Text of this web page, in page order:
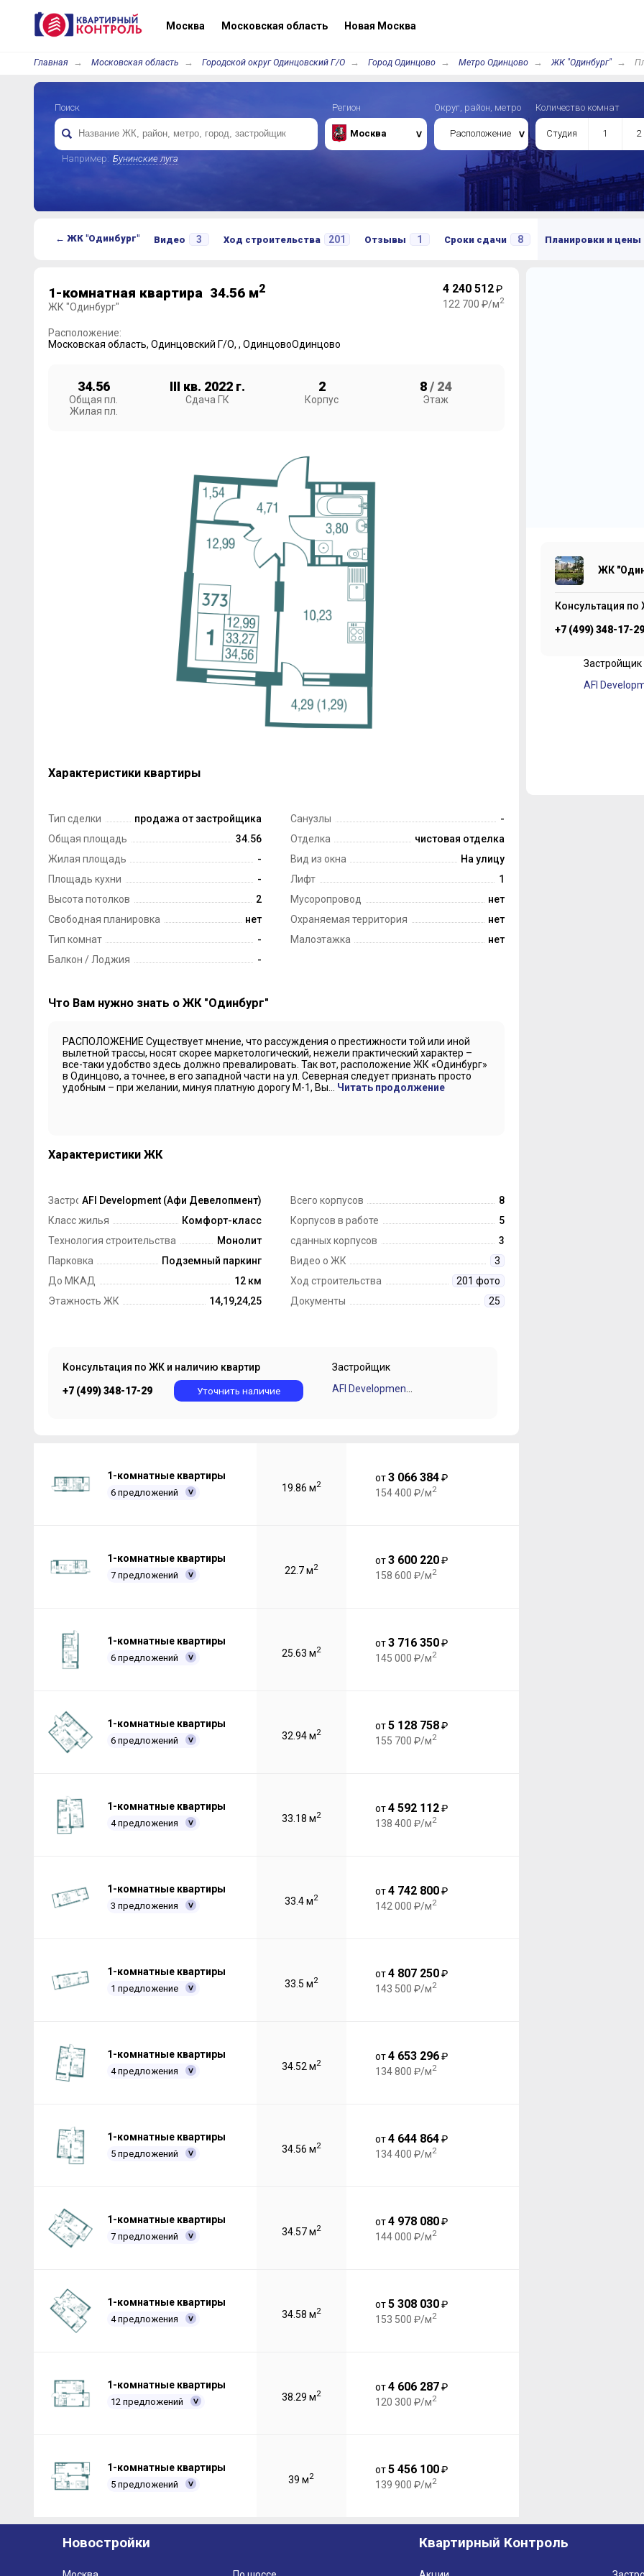
Москва Московская область Новая Москва
Главная Московская область Городской округ Одинцовский Г/О Город Одинцово Метро Одинцово ЖК "Одинбург"
Поиск
Например: Бунинские луга
Регион
Москва
Округ, район, метро
Расположение
Количество комнат
Студия 1 2
← ЖК "Одинбург" Видео 3 Ход строительства 201 Отзывы 1 Сроки сдачи 8 Планировки и цены
1-комнатная квартира 34.56 м2
ЖК "Одинбург"
4 240 512₽
122 700 ₽/м2
Расположение:
Московская область, Одинцовский Г/О, Одинцово
, Одинцово
34.56
Общая пл.
Жилая пл.
III кв. 2022 г.
Сдача ГК
2
Корпус
8/ 24
Этаж
Характеристики квартиры
Тип сделки
продажа от застройщика
Общая площадь
34.56
Жилая площадь
-
Площадь кухни
-
Высота потолков
2
Свободная планировка
нет
Тип комнат
-
Балкон / Лоджия
-
Санузлы
-
Отделка
чистовая отделка
Вид из окна
На улицу
Лифт
1
Мусоропровод
нет
Охраняемая территория
нет
Малоэтажка
нет
Что Вам нужно знать о ЖК "Одинбург"
РАСПОЛОЖЕНИЕ Существует мнение, что рассуждения о престижности той или иной
вылетной трассы, носят скорее маркетологический, нежели практический характер –
все-таки удобство здесь должно превалировать. Так вот, расположение ЖК «Одинбург»
в Одинцово, а точнее, в его западной части на ул. Северная следует признать просто
удобным – при желании, минуя платную дорогу М-1, Вы... Читать продолжение
Характеристики ЖК
ЗастройщикAFI Development (Афи Девелопмент)
Класс жилья
Комфорт-класс
Технология строительства
Монолит
Парковка
Подземный паркинг
До МКАД
12 км
Этажность ЖК
14,19,24,25
Всего корпусов
8
Корпусов в работе
5
сданных корпусов
3
Видео о ЖК
3
Ход строительства
201 фото
Документы
25
Консультация по ЖК и наличию квартир
+7 (499) 348-17-29 Уточнить наличие
Застройщик
1-комнатные квартиры
6 предложений 19.86 м2
от3 066 384₽
154 400 ₽/м2
1-комнатные квартиры
7 предложений 22.7 м2
от3 600 220₽
158 600 ₽/м2
1-комнатные квартиры
6 предложений 25.63 м2
от3 716 350₽
145 000 ₽/м2
1-комнатные квартиры
6 предложений 32.94 м2
от5 128 758₽
155 700 ₽/м2
1-комнатные квартиры
4 предложения 33.18 м2
от4 592 112₽
138 400 ₽/м2
1-комнатные квартиры
3 предложения 33.4 м2
от4 742 800₽
142 000 ₽/м2
1-комнатные квартиры
1 предложение 33.5 м2
от4 807 250₽
143 500 ₽/м2
1-комнатные квартиры
4 предложения 34.52 м2
от4 653 296₽
134 800 ₽/м2
1-комнатные квартиры
5 предложений 34.56 м2
от4 644 864₽
134 400 ₽/м2
1-комнатные квартиры
7 предложений 34.57 м2
от4 978 080₽
144 000 ₽/м2
1-комнатные квартиры
4 предложения 34.58 м2
от5 308 030₽
153 500 ₽/м2
1-комнатные квартиры
12 предложений 38.29 м2
от4 606 287₽
120 300 ₽/м2
1-комнатные квартиры
5 предложений 39 м2
от5 456 100₽
139 900 ₽/м2
ЖК
Консультация
+7 (499) 348-17-29
Застройщик
Новостройки Квартирный Контроль